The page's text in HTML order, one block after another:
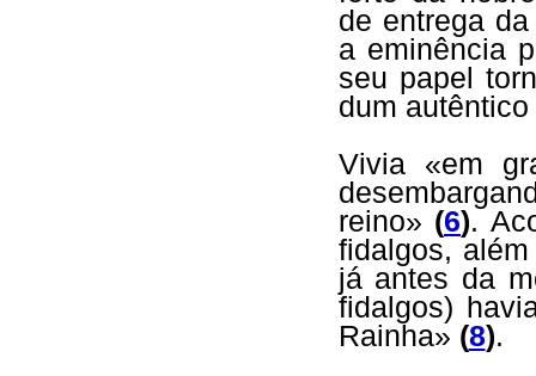
de entrega
a eminência
seu papel
dum
Vivia «em
reino» (6).
fidalgos,
já antes da
fidalgos)
Rainha» (8).